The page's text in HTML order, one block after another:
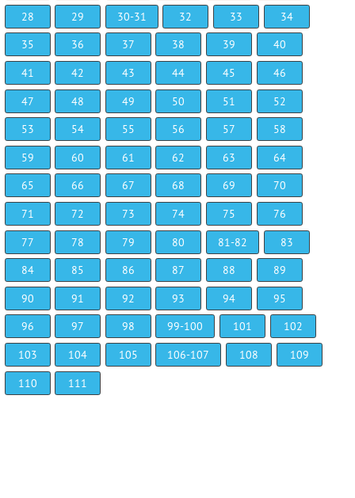
28
29 30-31 32 33
34
35
36 37 38 39
40
41
42 43 44 45
46
47
48 49 50 51
52
53
54 55 56 57
58
59
60 61 62 63
64
65
66 67 68 69
70
71
72 73 74 75
76
77
78 79 80 81-82
83
84
85 86 87 88
89
90
91 92 93 94
95
96
97 98 99-100 101
102
103
104 105 106-107 108
109
110
111